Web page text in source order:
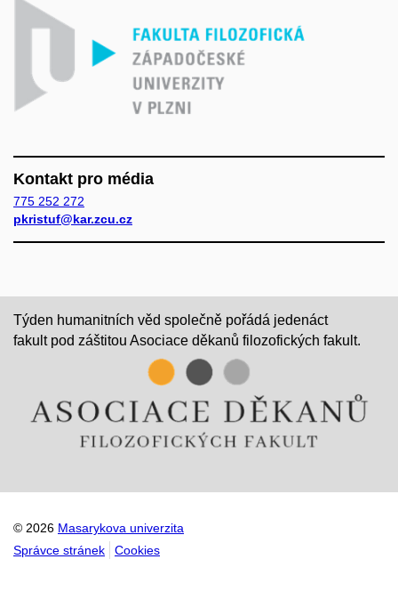
Kontakt pro média
775 252 272
pkristuf@kar.zcu.cz
Týden humanitních věd společně pořádá jedenáct
fakult pod záštitou Asociace děkanů filozofických fakult.
© 2026 Masarykova univerzita
Správce stránek
Cookies